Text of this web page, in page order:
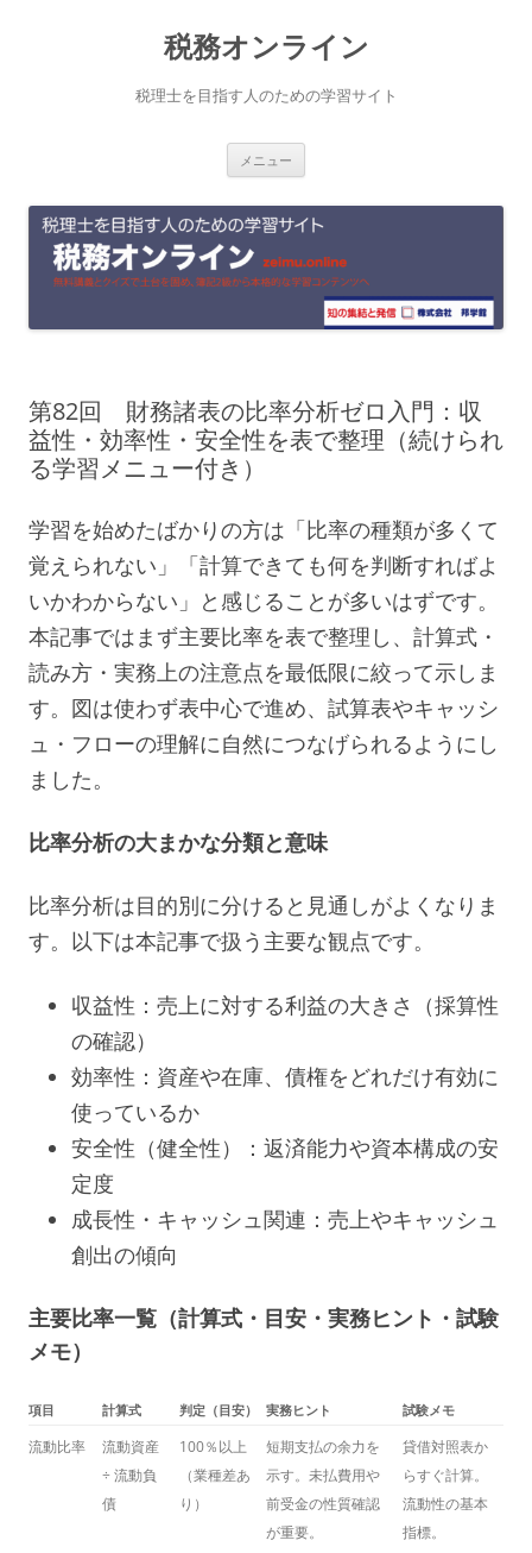
へ
ッ
税務オンライン
税理士を目指す人のための学習サイト
メニュー
第82回 財務諸表の比率分析ゼロ入門：収
益性・効率性・安全性を表で整理（続けられ
る学習メニュー付き）
学習を始めたばかりの方は「比率の種類が多くて
覚えられない」「計算できても何を判断すればよ
いかわからない」と感じることが多いはずです。
本記事ではまず主要比率を表で整理し、計算式・
読み方・実務上の注意点を最低限に絞って示しま
す。図は使わず表中心で進め、試算表やキャッシ
ュ・フローの理解に自然につなげられるようにし
ました。
比率分析の大まかな分類と意味
比率分析は目的別に分けると見通しがよくなりま
す。以下は本記事で扱う主要な観点です。
収益性：売上に対する利益の大きさ（採算性
の確認）
効率性：資産や在庫、債権をどれだけ有効に
使っているか
安全性（健全性）：返済能力や資本構成の安
定度
成長性・キャッシュ関連：売上やキャッシュ
創出の傾向
主要比率一覧（計算式・目安・実務ヒント・試験
メモ）
項目 計算式 判定（目安） 実務ヒント 試験メモ
流動比率
流動資産
÷ 流動負
債
100％以上
（業種差あ
り）
短期支払の余力を
示す。未払費用や
前受金の性質確認
が重要。
貸借対照表か
らすぐ計算。
流動性の基本
指標。